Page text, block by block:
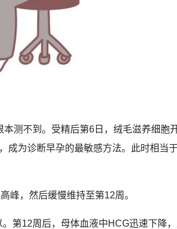
测不到。受精后第6日，绒毛滋养细胞
成为诊断早孕的最敏感方法。此时相当
峰，然后缓慢维持至第12周。
第12周后，母体血液中HCG迅速下降